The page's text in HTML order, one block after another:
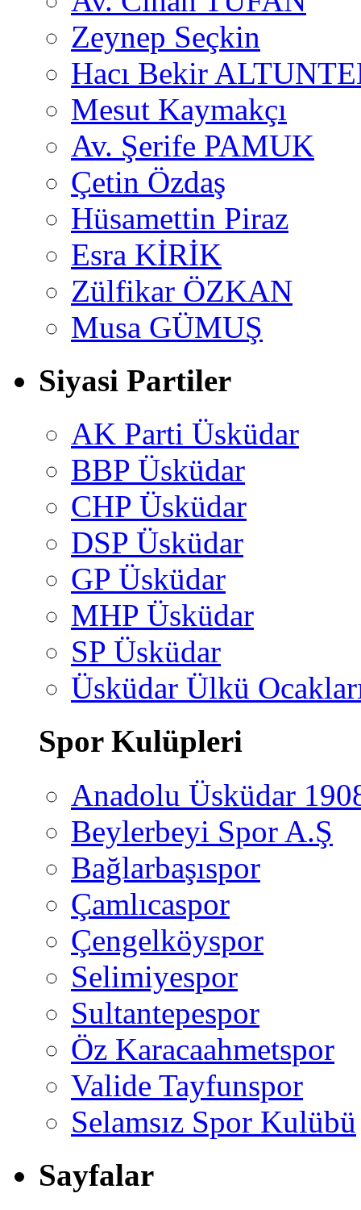
Zeynep Seçkin
Hacı Bekir
Mesut Kaymakçı
Av. Şerife PAMUK
Çetin Özdaş
Hüsamettin Piraz
Esra KİRİK
Zülfikar ÖZKAN
Musa GÜMUŞ
Siyasi Partiler
AK Parti Üsküdar
BBP Üsküdar
CHP Üsküdar
DSP Üsküdar
GP Üsküdar
MHP Üsküdar
SP Üsküdar
Üsküdar Ülkü
Spor Kulüpleri
Anadolu Üsküdar
Beylerbeyi Spor A.Ş
Bağlarbaşıspor
Çamlıcaspor
Çengelköyspor
Selimiyespor
Sultantepespor
Öz Karacaahmetspor
Valide Tayfunspor
Selamsız Spor Kulübü
Sayfalar